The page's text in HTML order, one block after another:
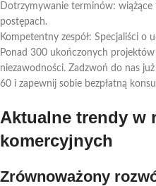
Dotrzymywanie terminów:
postępach.
Kompetentny zespół: Specjaliści
Ponad 300 ukończonych
niezawodności. Zadzwoń do nas
60 i zapewnij sobie bezpłatną
Aktualne trendy w
komercyjnych
Zrównoważony